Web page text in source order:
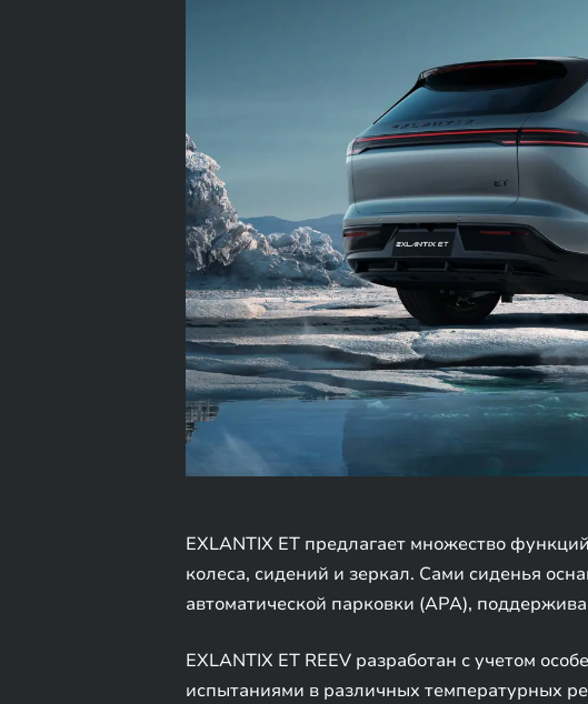
EXLANTIX ET предлагает множество
колеса, сидений и зеркал. Сами cиденья
автоматической парковки (APA),
EXLANTIX ET REEV разработан с учетом
испытаниями в различных температурных